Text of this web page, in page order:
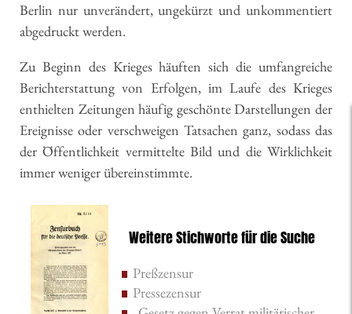
Berlin nur unverändert, ungekürzt und unkommentiert
abgedruckt werden.
Zu Beginn des Krieges häuften sich die umfangreiche
Berichterstattung von Erfolgen, im Laufe des Krieges
enthielten Zeitungen häufig geschönte Darstellungen der
Ereignisse oder verschweigen Tatsachen ganz, sodass das
der Öffentlichkeit vermittelte Bild und die Wirklichkeit
immer weniger übereinstimmte.
Weitere Stichworte für die Suche
Preßzensur
Pressezensur